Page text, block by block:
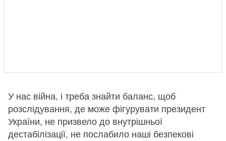
У нас війна, і треба знайти баланс, щоб
розслідування, де може фігурувати президент
України, не призвело до внутрішньої
дестабілізації, не послабило наші безпекові